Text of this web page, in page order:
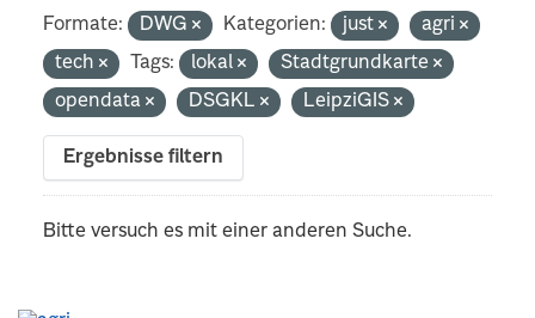
Formate: DWG Kategorien: just
agri
tech
Tags: lokal
Stadtgrundkarte
opendata
DSGKL LeipziGIS
Ergebnisse filtern
Bitte versuch es mit einer anderen Suche.